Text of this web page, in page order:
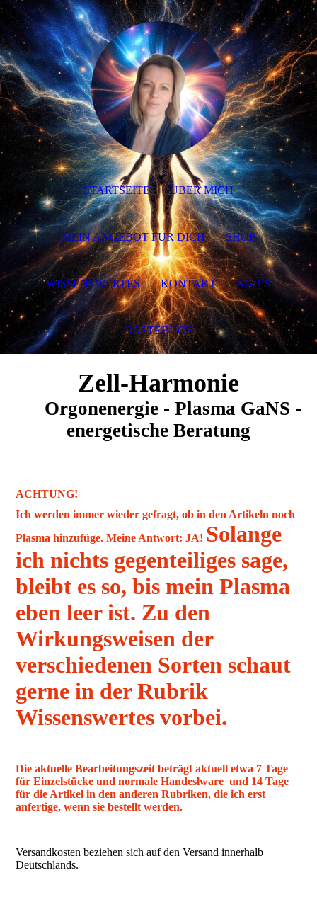
Zell-Harmonie
Orgonenergie - Plasma GaNS -
energetische Beratung
ACHTUNG!
Ich werden immer wieder gefragt, ob in den Artikeln noch
Plasma hinzufüge. Meine Antwort: JA! Solange
ich nichts gegenteiliges sage,
bleibt es so, bis mein Plasma
eben leer ist. Zu den
Wirkungsweisen der
verschiedenen Sorten schaut
gerne in der Rubrik
Wissenswertes vorbei.
Die aktuelle Bearbeitungszeit beträgt aktuell etwa 7 Tage
für Einzelstücke und normale Handeslware und 14 Tage
für die Artikel in den anderen Rubriken, die ich erst
anfertige, wenn sie bestellt werden.
Versandkosten beziehen sich auf den Versand innerhalb
Deutschlands.
STARTSEITE ÜBER MICH
MEIN ANGEBOT FÜR DICH SHOP
WISSENSWERTES KONTAKT AGB´S
GÄSTEBUCH